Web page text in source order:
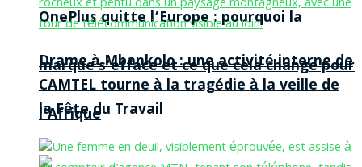
OnePlus quitte l’Europe : pourquoi la
marque s’efface et ce que cela change pour
l’Afrique
Drame à Mbankolo : une activité interne de
CAMTEL tourne à la tragédie à la veille de
la Fête du Travail